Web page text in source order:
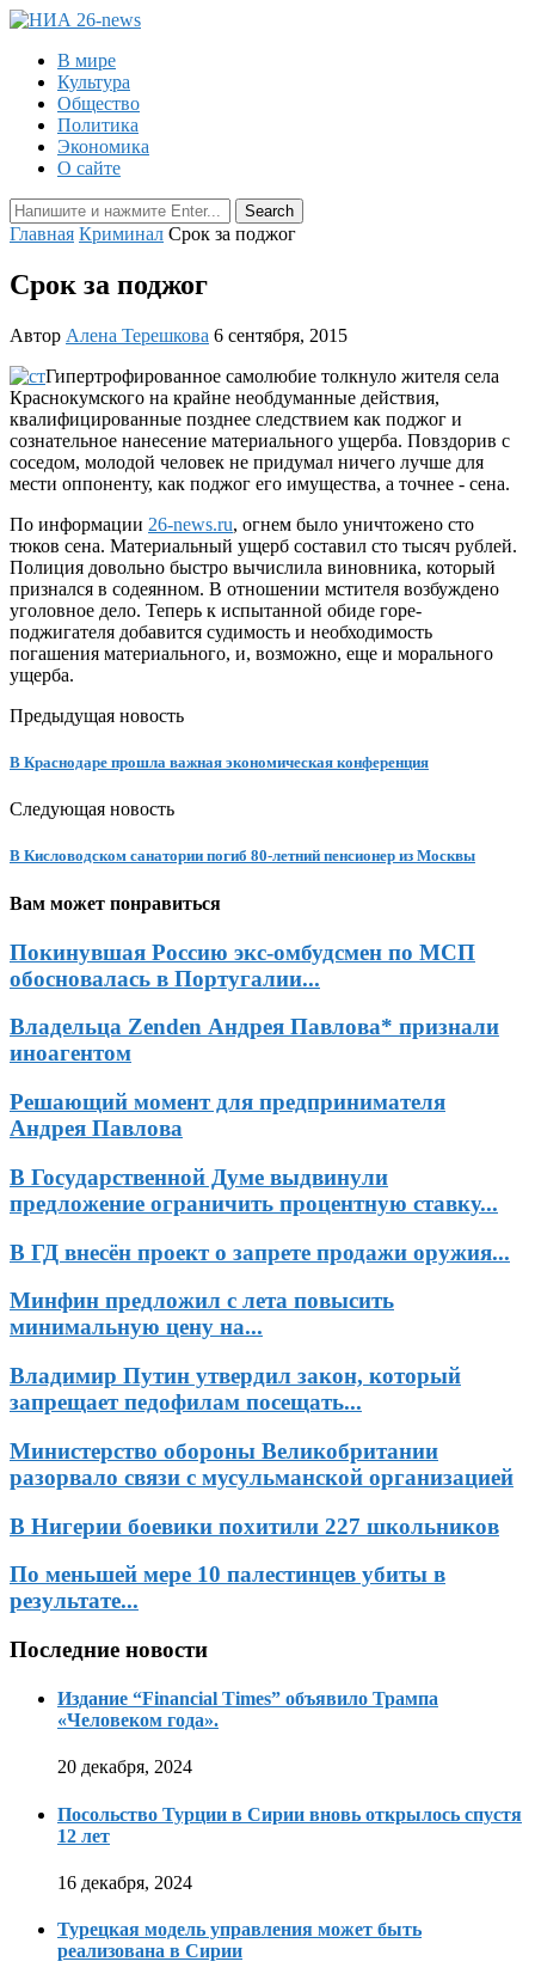
В мире
Культура
Общество
Политика
Экономика
О сайте
Главная Криминал Срок за поджог
Срок за поджог
Автор Алена Терешкова 6 сентября, 2015
Гипертрофированное самолюбие толкнуло жителя села
Краснокумского на крайне необдуманные действия,
квалифицированные позднее следствием как поджог и
сознательное нанесение материального ущерба. Повздорив с
соседом, молодой человек не придумал ничего лучше для
мести оппоненту, как поджог его имущества, а точнее - сена.
По информации 26-news.ru, огнем было уничтожено сто
тюков сена. Материальный ущерб составил сто тысяч рублей.
Полиция довольно быстро вычислила виновника, который
признался в содеянном. В отношении мстителя возбуждено
уголовное дело. Теперь к испытанной обиде горе-
поджигателя добавится судимость и необходимость
погашения материального, и, возможно, еще и морального
ущерба.
Предыдущая новость
В Краснодаре прошла важная экономическая конференция
Следующая новость
В Кисловодском санатории погиб 80-летний пенсионер из Москвы
Вам может понравиться
Покинувшая Россию экс-омбудсмен по МСП
обосновалась в Португалии...
Владельца Zenden Андрея Павлова* признали
иноагентом
Решающий момент для предпринимателя
Андрея Павлова
В Государственной Думе выдвинули
предложение ограничить процентную ставку...
В ГД внесён проект о запрете продажи оружия...
Минфин предложил с лета повысить
минимальную цену на...
Владимир Путин утвердил закон, который
запрещает педофилам посещать...
Министерство обороны Великобритании
разорвало связи с мусульманской организацией
В Нигерии боевики похитили 227 школьников
По меньшей мере 10 палестинцев убиты в
результате...
Последние новости
Издание “Financial Times” объявило Трампа
«Человеком года».
20 декабря, 2024
Посольство Турции в Сирии вновь открылось спустя
12 лет
16 декабря, 2024
Турецкая модель управления может быть
реализована в Сирии